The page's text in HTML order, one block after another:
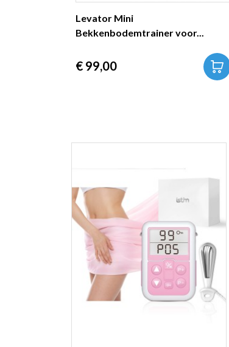
Levator Mini
Bekkenbodemtrainer voor...
Prijs
€ 99,00